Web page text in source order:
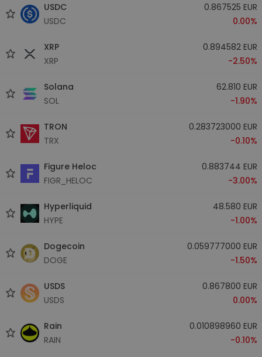
USDC
USDC
0.867525 EUR
0.00%
XRP
XRP
0.894582 EUR
-2.50%
Solana
SOL
62.810 EUR
-1.90%
TRON
TRX
0.283723000 EUR
-0.10%
Figure Heloc
FIGR_HELOC
0.883744 EUR
-3.00%
Hyperliquid
HYPE
48.580 EUR
-1.00%
Dogecoin
DOGE
0.059777000 EUR
-1.50%
USDS
USDS
0.867800 EUR
0.00%
Rain
RAIN
0.010898960 EUR
-0.10%